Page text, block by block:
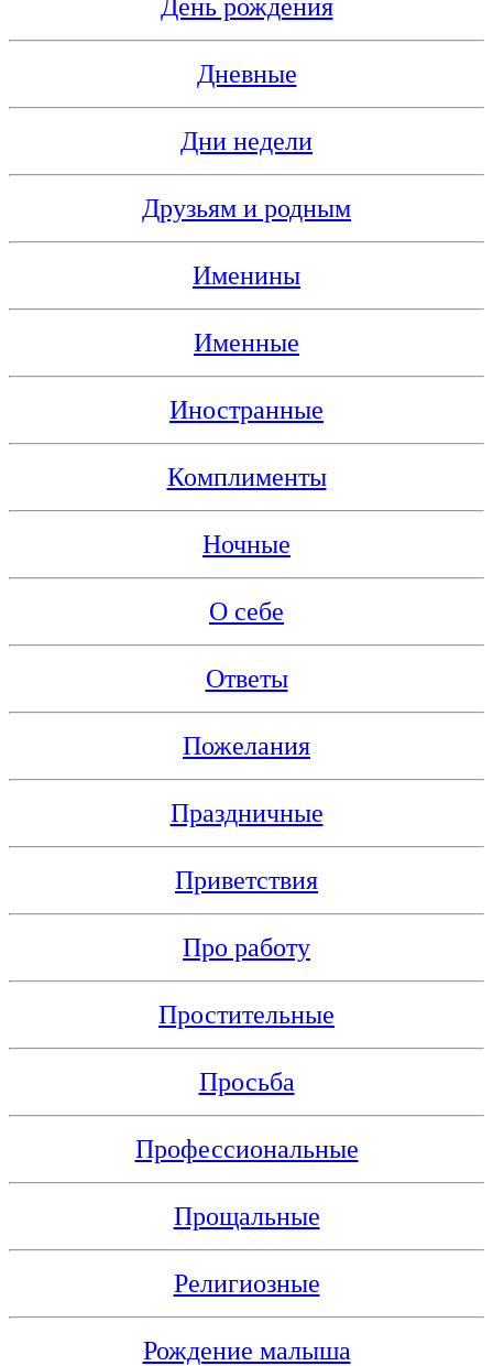
День рождения
Дневные
Дни недели
Друзьям и родным
Именины
Именные
Иностранные
Комплименты
Ночные
О себе
Ответы
Пожелания
Праздничные
Приветствия
Про работу
Простительные
Просьба
Профессиональные
Прощальные
Религиозные
Рождение малыша